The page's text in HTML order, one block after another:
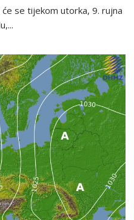
se tijekom utorka, 9. rujna